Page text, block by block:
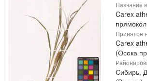
Название
Carex
Принятое
Carex
(Осока
Сибирь,